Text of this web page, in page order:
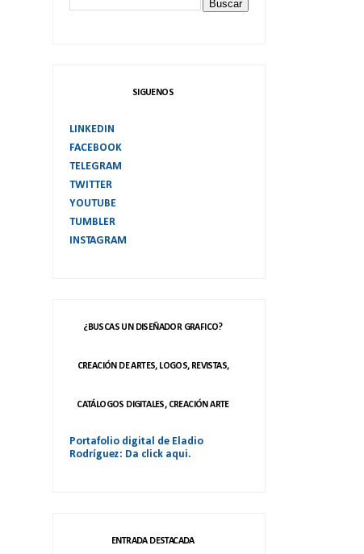
SIGUENOS
LINKEDIN
FACEBOOK
TELEGRAM
TWITTER
YOUTUBE
TUMBLER
INSTAGRAM
¿BUSCAS UN DISEÑADOR GRAFICO?
CREACIÓN DE ARTES, LOGOS, REVISTAS,
CATÁLOGOS DIGITALES, CREACIÓN ARTE
Portafolio digital de Eladio
Rodríguez: Da click aqui.
ENTRADA DESTACADA